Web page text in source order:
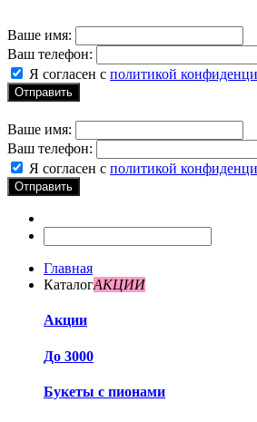
Ваше имя:
Ваш телефон:
Я согласен с политикой
Отправить
Ваше имя:
Ваш телефон:
Я согласен с политикой
Отправить
Главная
КаталогАКЦИИ
Акции
До 3000
Букеты с пионами